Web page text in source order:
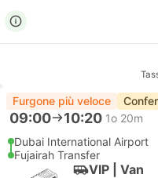
Furgone più veloce
09:00 10:20 1o 20m
Dubai International Airport
Fujairah Transfer
VIP | Van